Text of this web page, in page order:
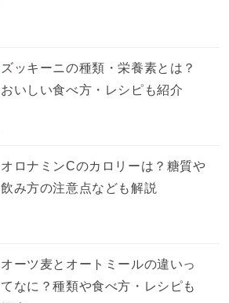
ズッキーニの種類・栄養素とは？
おいしい食べ方・レシピも紹介
オロナミンCのカロリーは？糖質や
飲み方の注意点なども解説
オーツ麦とオートミールの違いっ
てなに？種類や食べ方・レシピも